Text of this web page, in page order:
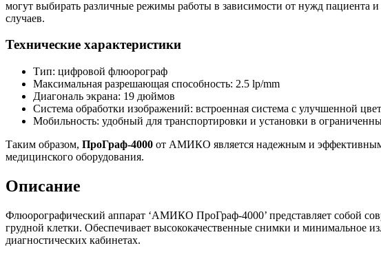
могут выбирать различные режимы работы в зависимости от нужд пациента
случаев.
Технические характеристики
Тип: цифровой флюорограф
Максимальная разрешающая способность: 2.5 lp/mm
Диагональ экрана: 19 дюймов
Система обработки изображений: встроенная система с улучшенной
Мобильность: удобный для транспортировки и установки в
Таким образом, ПроГраф-4000 от АМИКО является надежным и эффективным
медицинского оборудования.
Описание
Флюорографический аппарат ‘АМИКО ПроГраф-4000’ представляет собой
грудной клетки. Обеспечивает высококачественные снимки и минимальное
диагностических кабинетах.